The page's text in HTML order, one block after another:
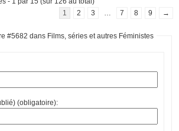
1
2 3 7 8 9 →
#5682 dans Films, séries et autres Féministes
(obligatoire):